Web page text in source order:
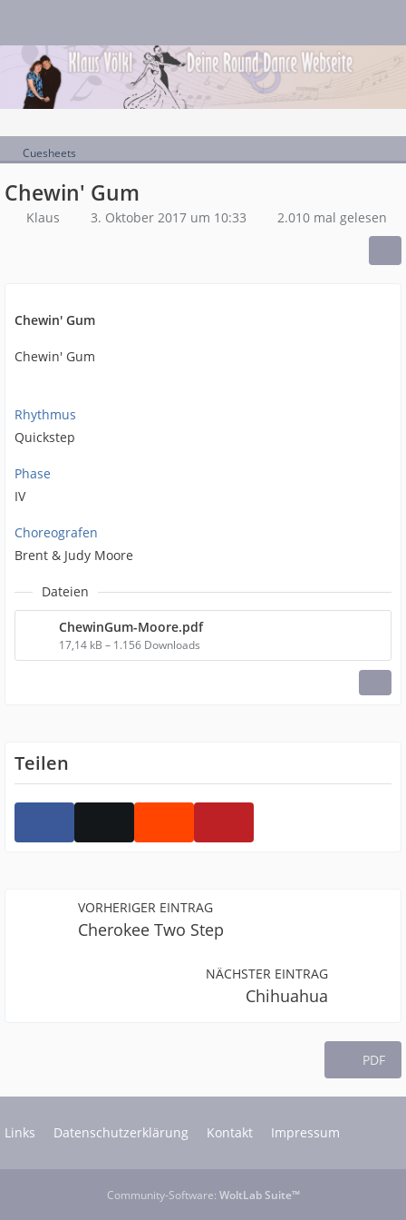
Cuesheets
Chewin' Gum
Klaus 3. Oktober 2017 um 10:33 2.010 mal gelesen
Chewin' Gum
Chewin' Gum
Rhythmus
Quickstep
Phase
IV
Choreografen
Brent & Judy Moore
Dateien
ChewinGum-Moore.pdf
17,14 kB – 1.156 Downloads
Teilen
VORHERIGER EINTRAG
Cherokee Two Step
NÄCHSTER EINTRAG
Chihuahua
PDF
Links Datenschutzerklärung Kontakt Impressum
Community-Software: WoltLab Suite™